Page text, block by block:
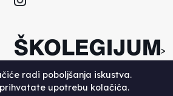
>
Copyright (c) 2026. Školegijum.
radi poboljšanja iskustva.
upotrebu kolačića.